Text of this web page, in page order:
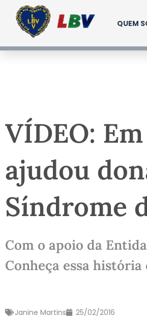
QUEM
VÍDEO:
ajudou
Síndrome
Com o apoio da
Conheça essa
Janine Martins 25/02/2016